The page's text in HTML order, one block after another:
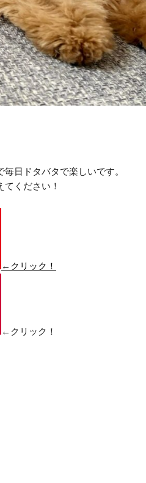
日ドタバタで楽しいです。
ください！
←クリック！
←クリック！